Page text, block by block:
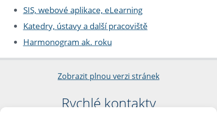
SIS, webové aplikace, eLearning
Katedry, ústavy a další pracoviště
Harmonogram ak. roku
Zobrazit plnou verzi stránek
Rychlé kontakty